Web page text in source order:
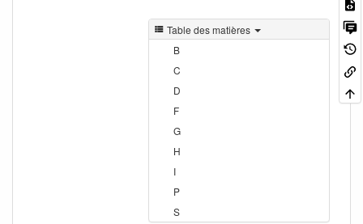
Table des matières
B
C
D
F
G
H
I
P
S